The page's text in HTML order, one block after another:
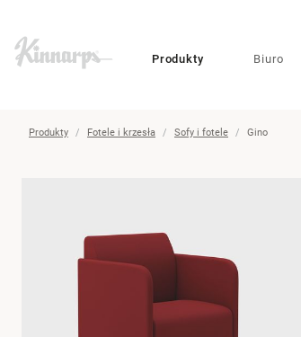
??
Produkty Biuro
Produkty Fotele i krzesła Sofy i fotele Gino